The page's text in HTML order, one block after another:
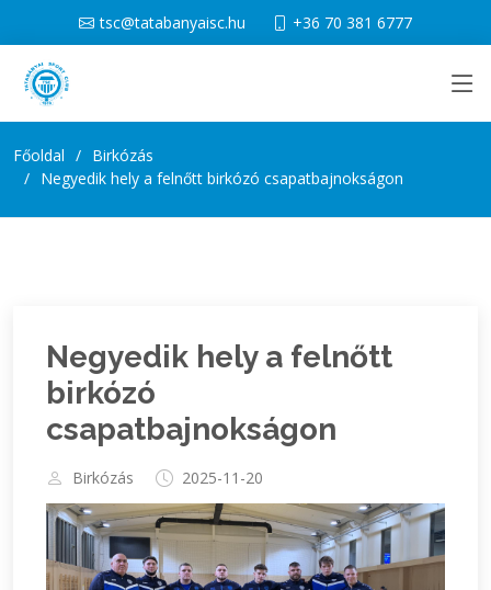
tsc@tatabanyaisc.hu +36 70 381 6777
Főoldal
Birkózás
Negyedik hely a felnőtt birkózó csapatbajnokságon
Negyedik hely a felnőtt
birkózó
csapatbajnokságon
Birkózás 2025-11-20